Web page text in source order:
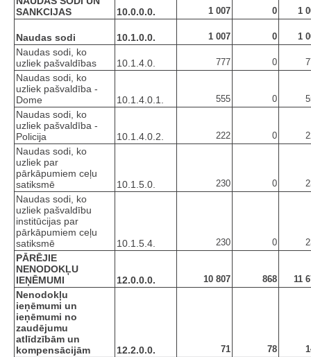
SANKCIJAS
10.0.0.0. 1 007 0 1
Naudas sodi 10.1.0.0. 1 007 0 1
Naudas sodi, ko
uzliek pašvaldības
10.1.4.0. 777 0
Naudas sodi, ko
uzliek pašvaldība -
Dome
10.1.4.0.1. 555 0
Naudas sodi, ko
uzliek pašvaldība -
Policija
10.1.4.0.2. 222 0
Naudas sodi, ko
uzliek par
pārkāpumiem ceļu
satiksmē
10.1.5.0. 230 0
Naudas sodi, ko
uzliek pašvaldību
institūcijas par
pārkāpumiem ceļu
satiksmē
10.1.5.4. 230 0
PĀRĒJIE
NENODOKĻU
IEŅĒMUMI
12.0.0.0. 10 807 868 11
Nenodokļu
ieņēmumi un
ieņēmumi no
zaudējumu
atlīdzībām un
kompensācijām
12.2.0.0. 71 78